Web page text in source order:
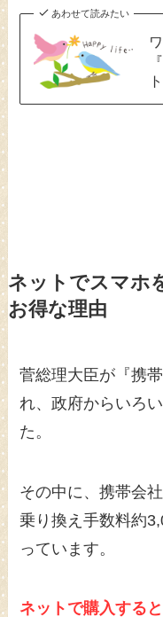
あわせて読みたい
ネットでスマホ
お得な理由
菅総理大臣が『携
れ、政府からいろ
た。
その中に、携帯会
乗り換え手数料約
っています。
ネットで購入する